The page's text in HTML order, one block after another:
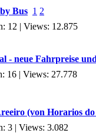
Bus 1 2
12 | Views: 12.875
- neue Fahrpreise
16 | Views: 27.778
(von Horarios
3 | Views: 3.082